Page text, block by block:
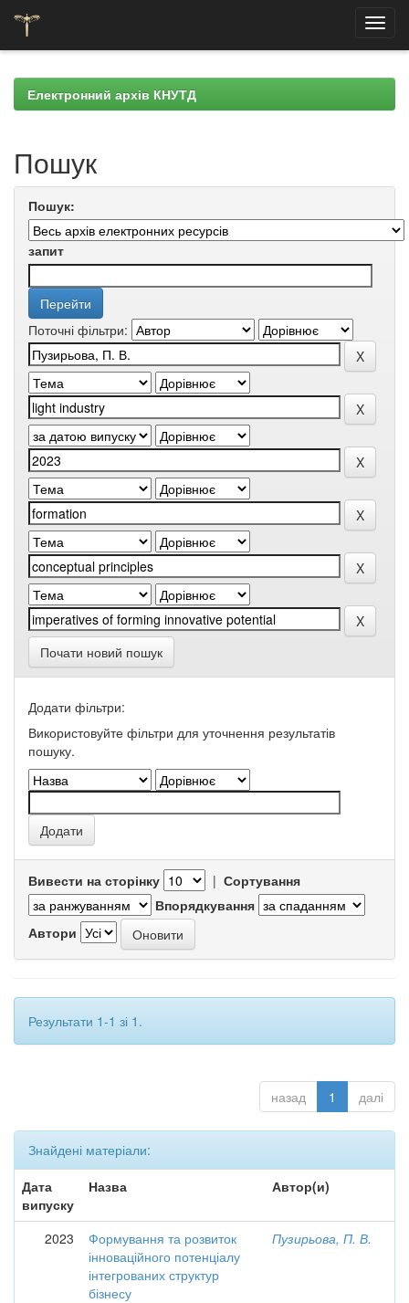
navigationЕлектронний архів КНУТД
Пошук
Пошук:
запит
Поточні фільтри:
Почати новий пошук
Додати фільтри:
Використовуйте фільтри для уточнення результатів
пошуку.
Вивести на сторінку | Сортування
Впорядкування
Автори
Результати 1-1 зі 1.
назад 1 далі
Знайдені матеріали:
Дата
випуску
Назва Автор(и)
2023
Формування та розвиток
інноваційного потенціалу
інтегрованих структур
бізнесу
Пузирьова, П. В.